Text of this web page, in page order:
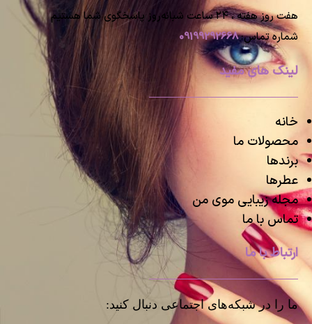
هفت روز هفته ، ۲۴ ساعت شبانه‌روز پاسخگوی شما هستیم
شماره تماس:09199292668
لینک های مفید
خانه
محصولات ما
برندها
عطرها
مجله زیبایی موی من
تماس با ما
ارتباط با ما
ما را در شبکه‌های اجتماعی دنبال کنید: